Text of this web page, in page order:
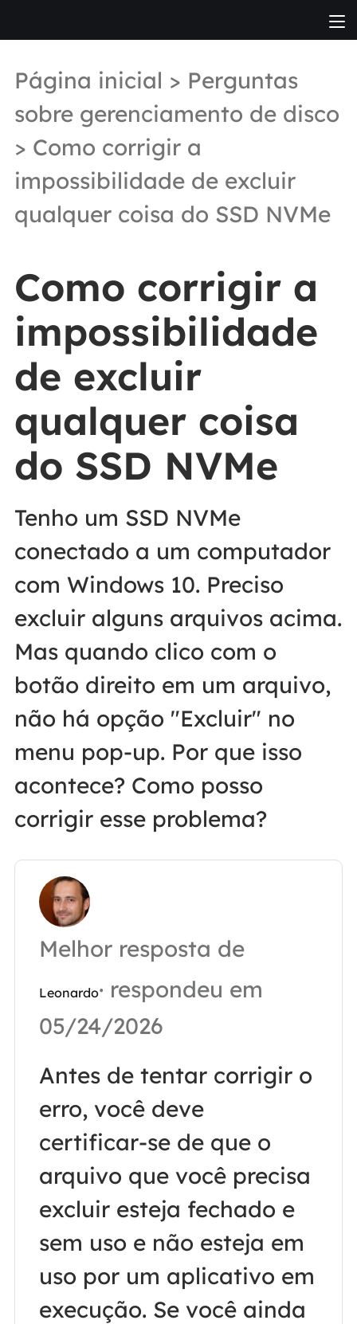
Página inicial > Perguntas
sobre gerenciamento de disco
> Como corrigir a
impossibilidade de excluir
qualquer coisa do SSD NVMe
Como corrigir a
impossibilidade
de excluir
qualquer coisa
do SSD NVMe
Tenho um SSD NVMe
conectado a um computador
com Windows 10. Preciso
excluir alguns arquivos acima.
Mas quando clico com o
botão direito em um arquivo,
não há opção "Excluir" no
menu pop-up. Por que isso
acontece? Como posso
corrigir esse problema?
Melhor resposta de
Leonardo· respondeu em
05/24/2026
Antes de tentar corrigir o
erro, você deve
certificar-se de que o
arquivo que você precisa
excluir esteja fechado e
sem uso e não esteja em
uso por um aplicativo em
execução. Se você ainda